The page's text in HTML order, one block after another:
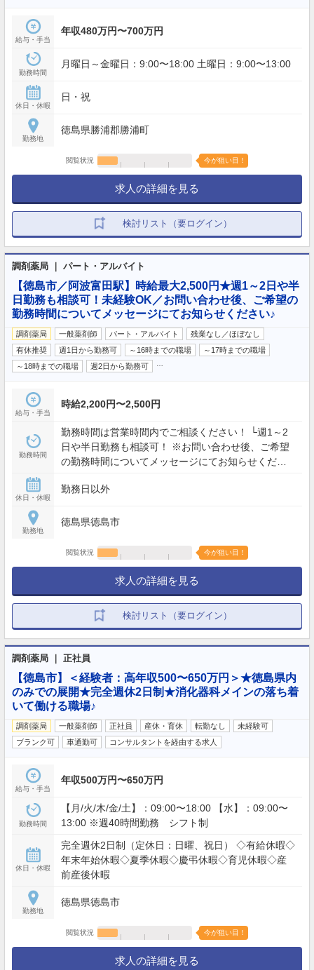
給与・手当
年収480万円〜700万円
勤務時間
月曜日～金曜日：9:00〜18:00 土曜日：9:00〜13:00
休日・休暇
日・祝
勤務地
徳島県勝浦郡勝浦町
閲覧状況 今が狙い目！
求人の詳細を見る
検討リスト（要ログイン）
調剤薬局 ｜ パート・アルバイト
【徳島市／阿波富田駅】時給最大2,500円★週1～2日や半
日勤務も相談可！未経験OK／お問い合わせ後、ご希望の
勤務時間についてメッセージにてお知らせください♪
調剤薬局 一般薬剤師 パート・アルバイト
残業なし／ほぼなし
有休推奨
週1日から勤務可 ～16時までの職場
～17時までの職場
～18時までの職場
週2日から勤務可
給与・手当
時給2,200円〜2,500円
勤務時間
勤務時間は営業時間内でご相談ください！ └週1～2
日や半日勤務も相談可！ ※お問い合わせ後、ご希望
の勤務時間についてメッセージにてお知らせくださ
～12:30
休日・休暇
勤務日以外
勤務地
徳島県徳島市
閲覧状況 今が狙い目！
求人の詳細を見る
検討リスト（要ログイン）
調剤薬局 ｜ 正社員
【徳島市】＜経験者：高年収500〜650万円＞★徳島県内
のみでの展開★完全週休2日制★消化器科メインの落ち着
いて働ける職場♪
調剤薬局 一般薬剤師 正社員 産休・育休 転勤なし
未経験可
ブランク可
車通勤可 コンサルタントを経由する求人
給与・手当
年収500万円〜650万円
勤務時間
【月/火/木/金/土】：09:00〜18:00 【水】：09:00〜
13:00 ※週40時間勤務 シフト制
休日・休暇
完全週休2日制（定休日：日曜、祝日） ◇有給休暇◇
年末年始休暇◇夏季休暇◇慶弔休暇◇育児休暇◇産
前産後休暇
勤務地
徳島県徳島市
閲覧状況 今が狙い目！
求人の詳細を見る